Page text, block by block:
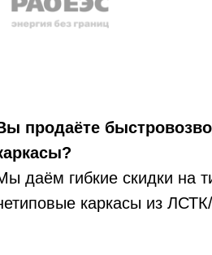
продаёте
даём гибкие скидки на
каркасы из